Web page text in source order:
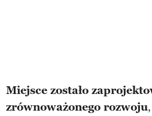
Miejsce zostało
zrównoważonego rozwoju